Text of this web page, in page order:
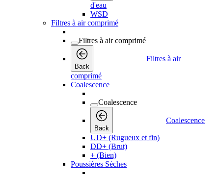
d'eau
WSD
Filtres à air comprimé
Filtres à air comprimé
Back
Filtres à air
comprimé
Coalescence
Coalescence
Back
Coalescence
UD+ (Rugueux et fin)
DD+ (Brut)
+ (Bien)
Poussières Sèches